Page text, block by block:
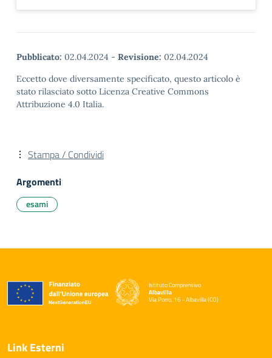
Pubblicato: 02.04.2024 - Revisione: 02.04.2024
Eccetto dove diversamente specificato, questo articolo è
stato rilasciato sotto Licenza Creative Commons
Attribuzione 4.0 Italia.
Stampa / Condividi
Argomenti
esami
Istituto Comprensivo
Albavilla
Via Porro, 16 - Albavilla (CO)
— Visita la pagina iniziale della scuola
Link Esterni